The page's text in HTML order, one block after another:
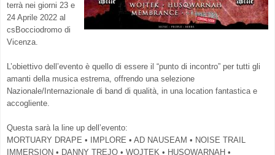
terrà nei giorni 23 e
24 Aprile 2022 al
csBocciodromo di
Vicenza.
L’obiettivo dell’evento è quello di essere il “punto di incontro” per tutti gli
amanti della musica estrema, offrendo una selezione
Nazionale/Internazionale di band di qualità, in una location fantastica e
accogliente.
Questa sarà la line up dell’evento:
MORTUARY DRAPE • IMPLORE • AD NAUSEAM • NOISE TRAIL
IMMERSION • DANNY TREJO • WOJTEK • HUSQWARNAH •